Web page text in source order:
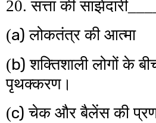
20. सत्ता की
(a) लोकतंत्र की आत्मा
(b) शक्तिशाली लोगों के
पृथक्करण।
(c) चेक और बैलेंस की